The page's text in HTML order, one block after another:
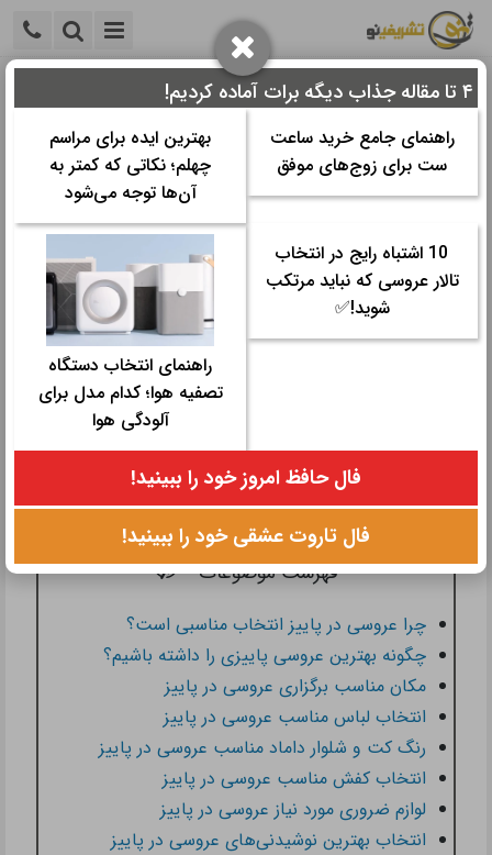
خانه >مراسم عقد و عروسی>تشریفات و برنامه ریزی
برای برگزاری عروسی در پاییز باید بدانید
هر آنچه برای برگزاری عروسی در پاییز باید
بدانید
زمان مورد نیاز برای مطالعه:
تاریخ نگارش: ۱۱ دی ۱۳۹۸ - ۲۰:۰۲
تعداد رای‌دهندگان:
۲ ۵
تشریفات و برنامه ریزی
اگر میخواهید نکات مهم برگزاری عروسی در پاییز را بدانید و بهترین تیم
تشریفات برای برگزاری عروسی در پاییز را بشناسید، همراه ما باشید.
فهرست موضوعات
چرا عروسی در پاییز انتخاب مناسبی است؟
چگونه بهترین عروسی پاییزی را داشته باشیم؟
مکان مناسب برگزاری عروسی در پاییز
انتخاب لباس مناسب عروسی در پاییز
رنگ کت و شلوار داماد مناسب عروسی در پاییز
انتخاب کفش مناسب عروسی در پاییز
لوازم ضروری مورد نیاز عروسی در پاییز
انتخاب بهترین نوشیدنی‌های عروسی در پاییز
۴ تا مقاله جذاب دیگه برات آماده کردیم!
راهنمای جامع خرید ساعت
ست برای زوج‌های موفق
بهترین ایده برای مراسم
چهلم؛ نکاتی که کمتر به
آن‌ها توجه می‌شود
10 اشتباه رایج در انتخاب
تالار عروسی که نباید مرتکب
شوید!✅
راهنمای انتخاب دستگاه
تصفیه هوا؛ کدام مدل برای
آلودگی هوا
فال حافظ امروز خود را ببینید!
فال تاروت عشقی خود را ببینید!